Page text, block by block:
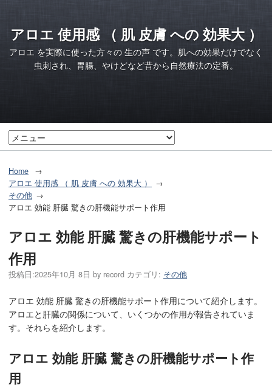
アロエ 使用感 （ 肌 皮膚 への 効果大 ）
アロエ を実際に使った方々の 生の声 です。肌への効果だけでなく
虫刺され、胃腸、やけどなど昔から自然療法の定番。
Home
アロエ 使用感 （ 肌 皮膚 への 効果大 ）
その他
アロエ 効能 肝臓 驚きの肝機能サポート作用
アロエ 効能 肝臓 驚きの肝機能サポート
作用
投稿日:2025年10月 8日 by record カテゴリ: その他
アロエ 効能 肝臓 驚きの肝機能サポート作用について紹介します。
アロエと肝臓の関係について、いくつかの作用が報告されていま
す。それらを紹介します。
アロエ 効能 肝臓 驚きの肝機能サポート作
用